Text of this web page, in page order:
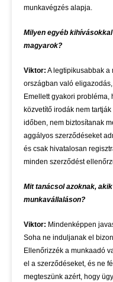
munkavégzés alapja.
Milyen egyéb
magyarok?
Viktor: A legtipikusabbak a
országban való
Emellett gyakori
közvetítő irodák nem
időben, nem biztosítanak
aggályos szerződéseket
és csak hivatalosan
minden szerződést
Mit tanácsol azoknak,
munkavállaláson?
Viktor: Mindenképpen
Soha ne induljanak el
Ellenőrizzék a munkaadó
el a szerződéseket, és ne
megteszünk azért, hogy